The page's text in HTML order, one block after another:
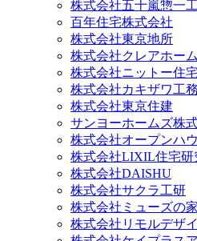
株式会社五十嵐惣一
百年住宅株式会社
株式会社東京地所
株式会社クレアホーム
株式会社ニットー住宅
株式会社カキザワ工
株式会社東京住建
サンヨーホームズ株
株式会社オープンハ
株式会社LIXIL住宅研
株式会社DAISHU
株式会社サクラ工研
株式会社ミューズの家
株式会社リモルデザ